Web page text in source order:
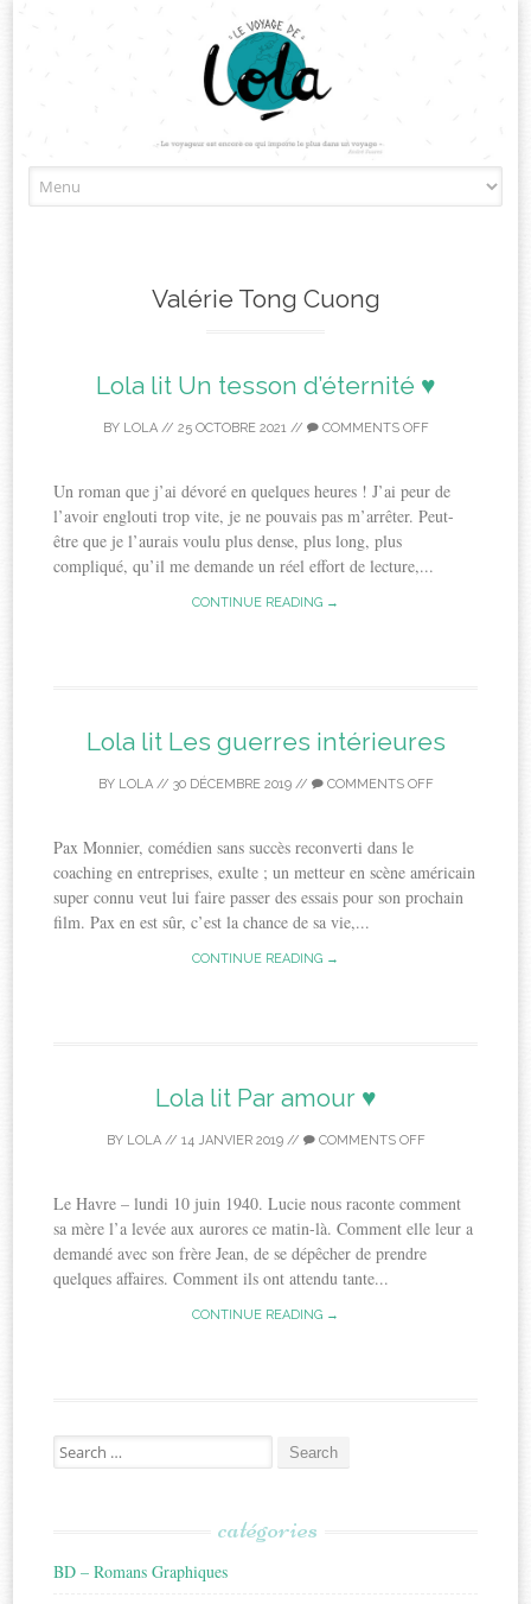
to
Valérie Tong Cuong
Lola lit Un tesson d’éternité ♥
BY LOLA// 25 OCTOBRE 2021// COMMENTS OFF
Un roman que j’ai dévoré en quelques heures ! J’ai peur de
l’avoir englouti trop vite, je ne pouvais pas m’arrêter. Peut-
être que je l’aurais voulu plus dense, plus long, plus
compliqué, qu’il me demande un réel effort de lecture,...
CONTINUE READING →
Lola lit Les guerres intérieures
BY LOLA// 30 DÉCEMBRE 2019// COMMENTS OFF
Pax Monnier, comédien sans succès reconverti dans le
coaching en entreprises, exulte ; un metteur en scène américain
super connu veut lui faire passer des essais pour son prochain
film. Pax en est sûr, c’est la chance de sa vie,...
CONTINUE READING →
Lola lit Par amour ♥
BY LOLA// 14 JANVIER 2019// COMMENTS OFF
Le Havre – lundi 10 juin 1940. Lucie nous raconte comment
sa mère l’a levée aux aurores ce matin-là. Comment elle leur a
demandé avec son frère Jean, de se dépêcher de prendre
quelques affaires. Comment ils ont attendu tante...
CONTINUE READING →
Search
for:
catégories
BD – Romans Graphiques